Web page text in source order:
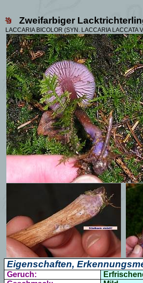
Zweifarbiger
LACCARIA BICOLOR (SYN. LACCARIA LACCATA
Eigenschaften,
Geruch: